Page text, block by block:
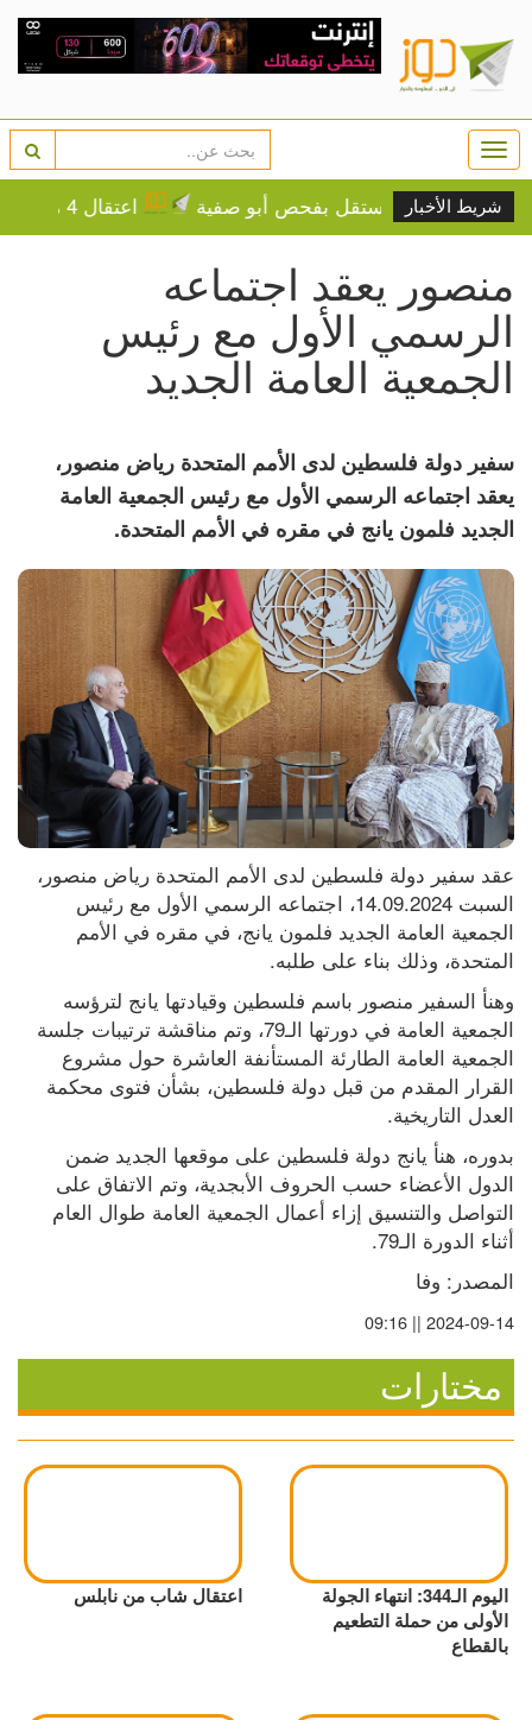
شريط الأخبار
لطبيب مستقل بفحص أبو صفية اعتقال 4 مواطنين من نابلس
منصور يعقد اجتماعه
الرسمي الأول مع رئيس
الجمعية العامة الجديد
سفير دولة فلسطين لدى الأمم المتحدة رياض منصور،
يعقد اجتماعه الرسمي الأول مع رئيس الجمعية العامة
الجديد فلمون يانج في مقره في الأمم المتحدة.
المتحدة، وذلك بناء على طلبه.
العدل التاريخية.
أثناء الدورة الـ79.
المصدر: وفا
2024-09-14 || 09:16
مختارات
اليوم الـ344: انتهاء الجولة
الأولى من حملة التطعيم
بالقطاع
اعتقال شاب من نابلس